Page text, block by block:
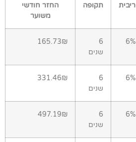
ריבית תקופה
החזר חודשי
משוער
6%
6
שנים
165.73₪
6%
6
שנים
331.46₪
6%
6
שנים
497.19₪